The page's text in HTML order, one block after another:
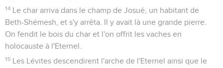
14 Le char arriva dans le champ de Josué, un habitant de
Beth-Shémesh, et s'y arrêta. Il y avait là une grande pierre.
On fendit le bois du char et l'on offrit les vaches en
holocauste à l'Eternel.
15 Les Lévites descendirent l'arche de l'Eternel ainsi que le